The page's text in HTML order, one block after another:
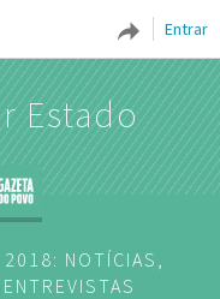
Entrar
Estado
2018: NOTÍCIAS,